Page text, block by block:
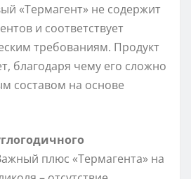
«Термагент» не содержит
и соответствует
требованиям. Продукт
благодаря чему его сложно
составом на основе
плюс «Термагента» на